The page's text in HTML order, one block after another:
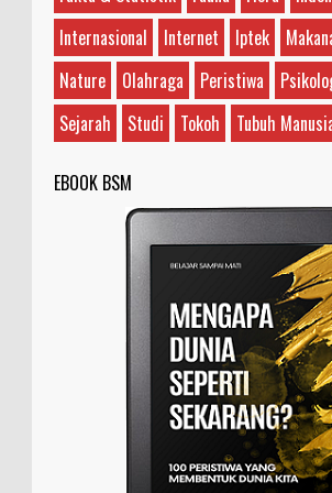
dan memiliki makna yang
Internasional
Internet Iptek
Nature
Olahraga Peristiwa
Sejarah
Studi Tokoh Tubuh
EBOOK BSM